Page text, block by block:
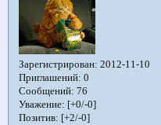
Зарегистрирован: 2012-11-10
Приглашений: 0
Сообщений: 76
Уважение: [+0/-0]
Позитив: [+2/-0]